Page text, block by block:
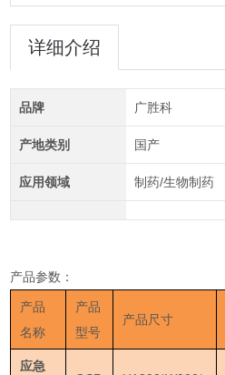
详细介绍
品牌 广胜科
产地类别 国产
应用领域 制药/生物制药
产品参数：
产品
名称
产品
型号
产品尺寸
应急